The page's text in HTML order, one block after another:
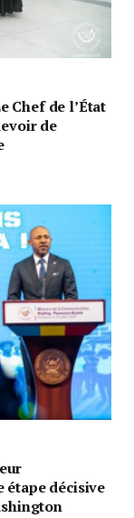
Chef de l’État
de
étape décisive